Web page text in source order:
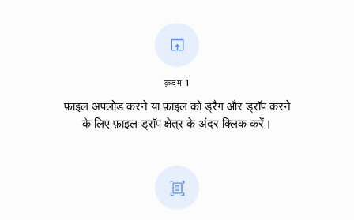
क़दम 1
फ़ाइल अपलोड करने या फ़ाइल को ड्रैग और ड्रॉप करने
के लिए फ़ाइल ड्रॉप क्षेत्र के अंदर क्लिक करें।